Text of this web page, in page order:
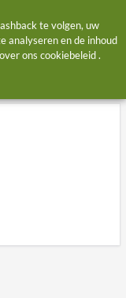
te volgen, uw
analyseren en de inhoud
ons cookiebeleid.